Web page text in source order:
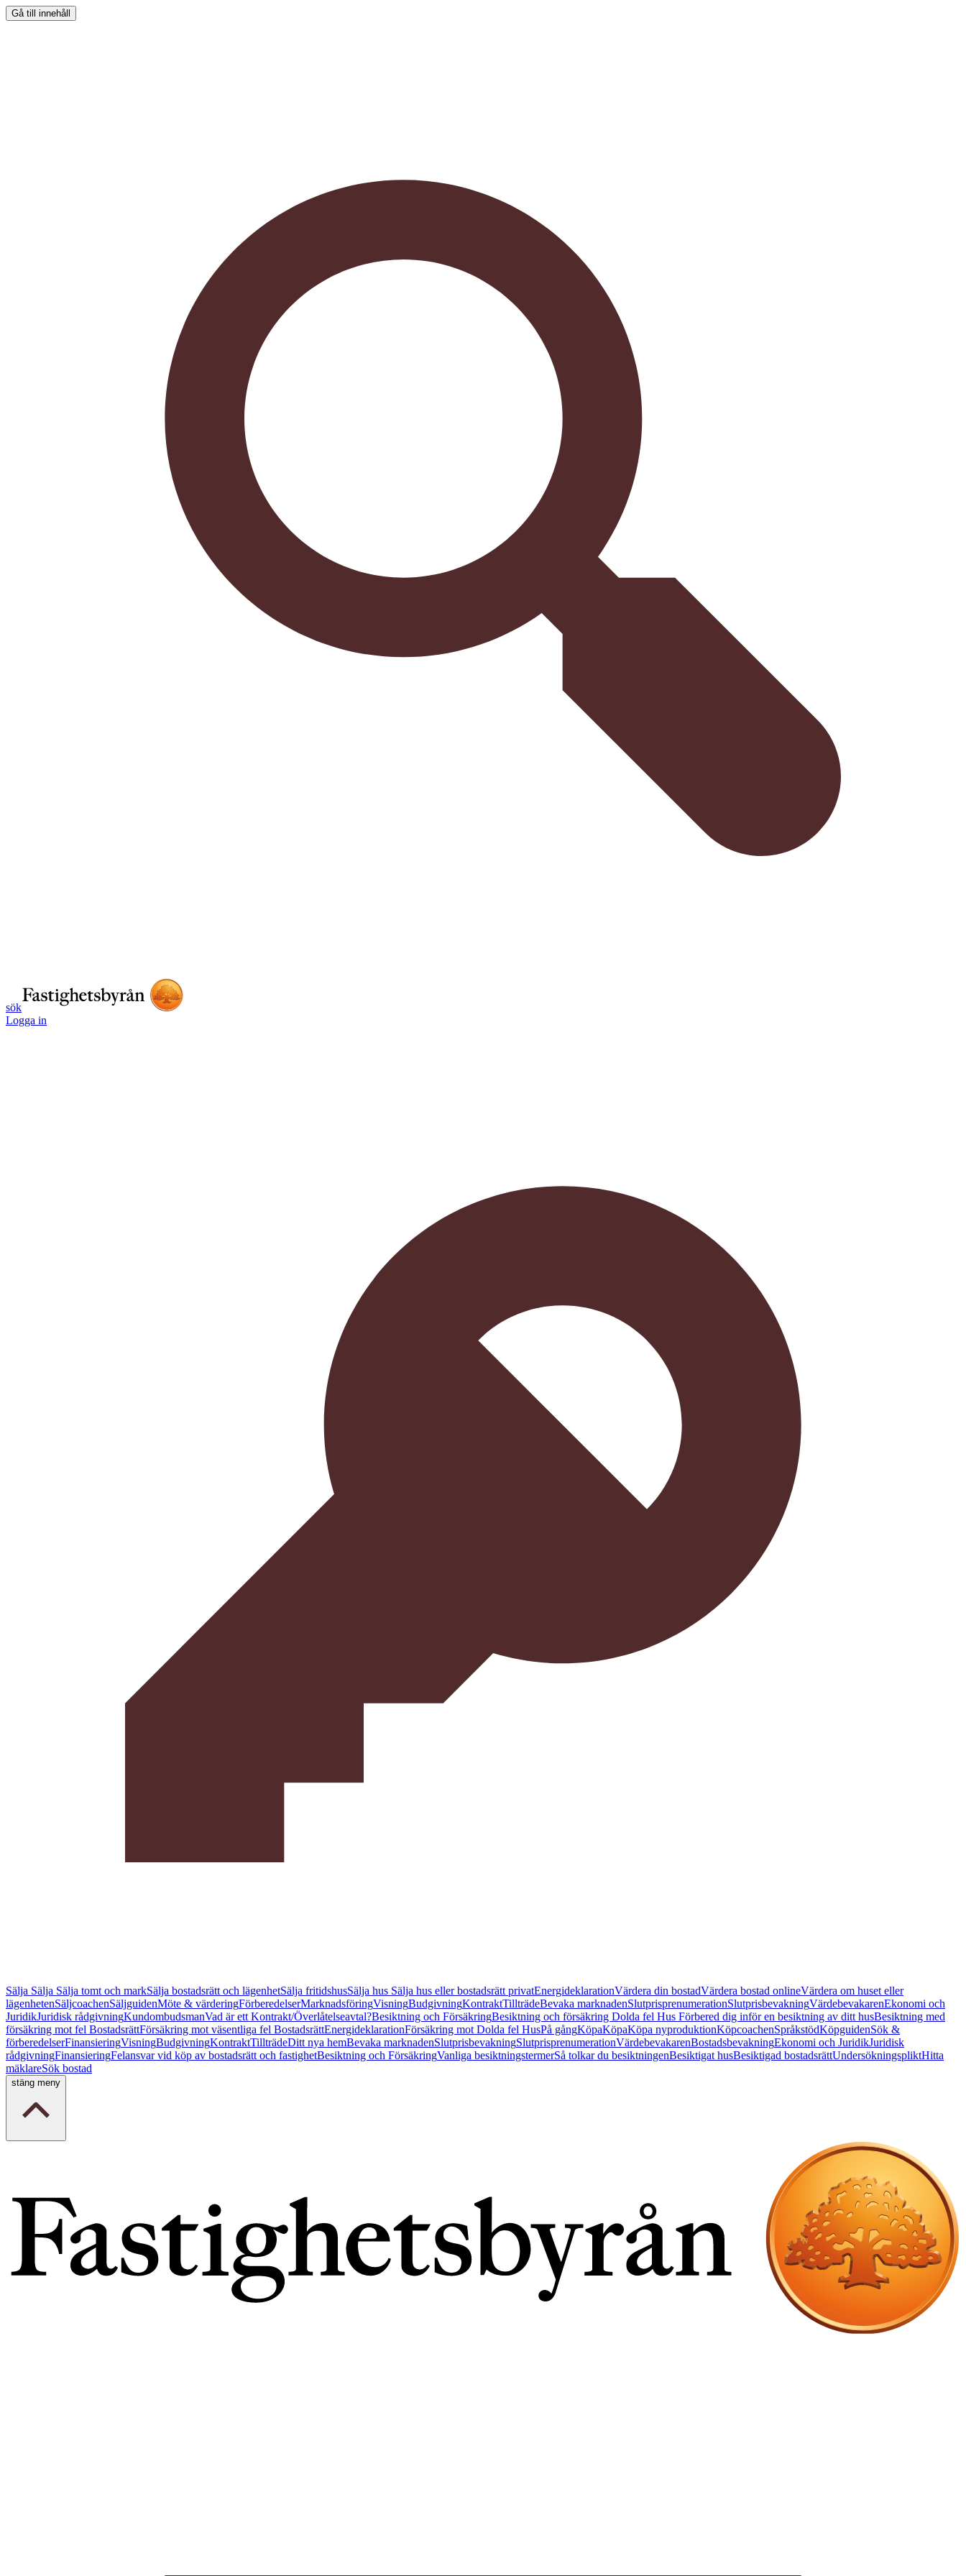
Gå till innehåll
sök
Logga in
Sälja Sälja Sälja tomt och markSälja bostadsrätt och lägenhetSälja fritidshusSälja hus Sälja hus eller bostadsrätt privatEnergideklarationVärdera din bostadVärdera bostad onlineVärdera om huset eller
lägenhetenSäljcoachenSäljguidenMöte & värderingFörberedelserMarknadsföringVisningBudgivningKontraktTillträdeBevaka marknadenSlutprisprenumerationSlutprisbevakningVärdebevakarenEkonomi och
JuridikJuridisk rådgivningKundombudsmanVad är ett Kontrakt/Överlåtelseavtal?Besiktning och FörsäkringBesiktning och försäkring Dolda fel Hus Förbered dig inför en besiktning av ditt husBesiktning med
försäkring mot fel BostadsrättFörsäkring mot väsentliga fel BostadsrättEnergideklarationFörsäkring mot Dolda fel HusPå gångKöpaKöpaKöpa nyproduktionKöpcoachenSpråkstödKöpguidenSök &
förberedelserFinansieringVisningBudgivningKontraktTillträdeDitt nya hemBevaka marknadenSlutprisbevakningSlutprisprenumerationVärdebevakarenBostadsbevakningEkonomi och JuridikJuridisk
rådgivningFinansieringFelansvar vid köp av bostadsrätt och fastighetBesiktning och FörsäkringVanliga besiktningstermerSå tolkar du besiktningenBesiktigat husBesiktigad bostadsrättUndersökningspliktHitta
mäklareSök bostad
stäng meny